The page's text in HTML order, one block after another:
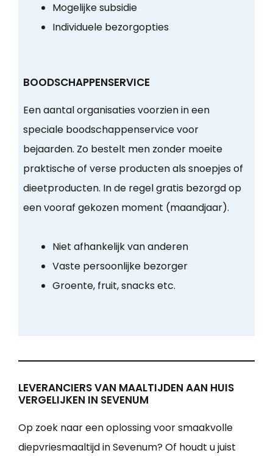
Mogelijke subsidie
Individuele bezorgopties
BOODSCHAPPENSERVICE
Een aantal organisaties voorzien in een
speciale boodschappenservice voor
bejaarden. Zo bestelt men zonder moeite
praktische of verse producten als snoepjes of
dieetproducten. In de regel gratis bezorgd op
een vooraf gekozen moment (maandjaar).
Niet afhankelijk van anderen
Vaste persoonlijke bezorger
Groente, fruit, snacks etc.
LEVERANCIERS VAN MAALTIJDEN AAN HUIS
VERGELIJKEN IN SEVENUM
Op zoek naar een oplossing voor smaakvolle
diepvriesmaaltijd in Sevenum? Of houdt u juist